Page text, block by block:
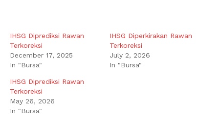
IHSG Diprediksi Rawan
Terkoreksi
December 17, 2025
In "Bursa"
IHSG Diperkirakan Rawan
Terkoreksi
July 2, 2026
In "Bursa"
IHSG Diprediksi Rawan
Terkoreksi
May 26, 2026
In "Bursa"